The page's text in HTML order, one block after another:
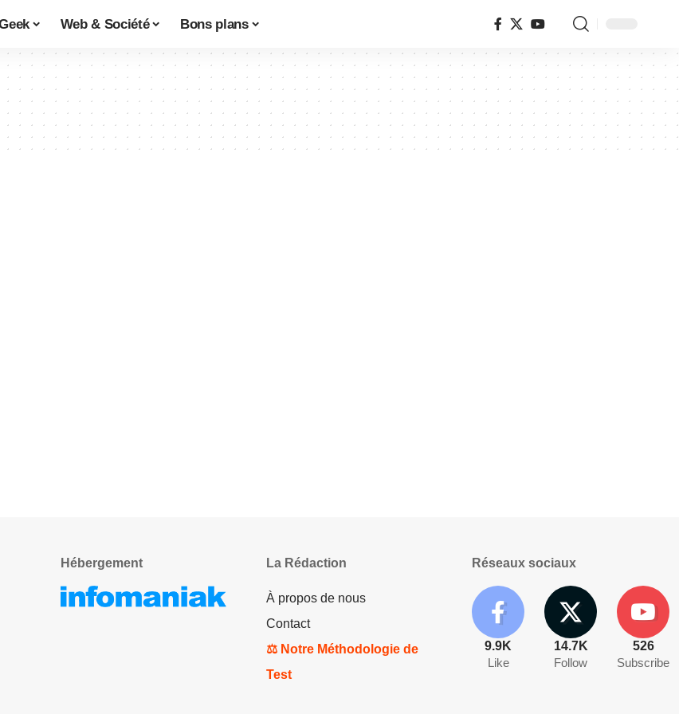
Web & Société Bons plans
Hébergement La Rédaction
À propos de nous
Contact
⚖️ Notre Méthodologie de
Test
Réseaux sociaux
9.9K
Like
14.7K
Follow
526
Subscribe